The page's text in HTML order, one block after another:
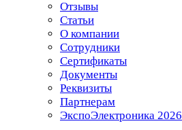
Отзывы
Статьи
О компании
Сотрудники
Сертификаты
Документы
Реквизиты
Партнерам
ЭкспоЭлектроника 2026